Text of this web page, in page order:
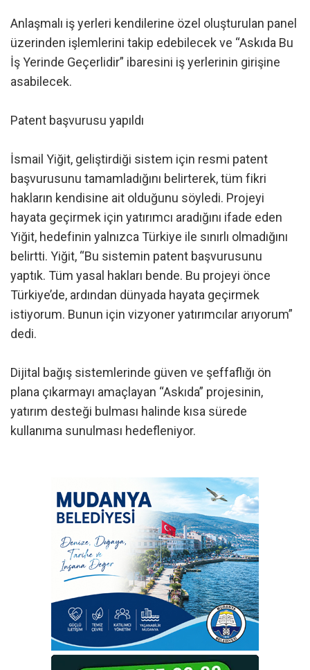
Anlaşmalı iş yerleri kendilerine özel oluşturulan panel
üzerinden işlemlerini takip edebilecek ve “Askıda Bu
İş Yerinde Geçerlidir” ibaresini iş yerlerinin girişine
asabilecek.
Patent başvurusu yapıldı
İsmail Yiğit, geliştirdiği sistem için resmi patent
başvurusunu tamamladığını belirterek, tüm fikri
hakların kendisine ait olduğunu söyledi. Projeyi
hayata geçirmek için yatırımcı aradığını ifade eden
Yiğit, hedefinin yalnızca Türkiye ile sınırlı olmadığını
belirtti. Yiğit, “Bu sistemin patent başvurusunu
yaptık. Tüm yasal hakları bende. Bu projeyi önce
Türkiye’de, ardından dünyada hayata geçirmek
istiyorum. Bunun için vizyoner yatırımcılar arıyorum”
dedi.
Dijital bağış sistemlerinde güven ve şeffaflığı ön
plana çıkarmayı amaçlayan “Askıda” projesinin,
yatırım desteği bulması halinde kısa sürede
kullanıma sunulması hedefleniyor.